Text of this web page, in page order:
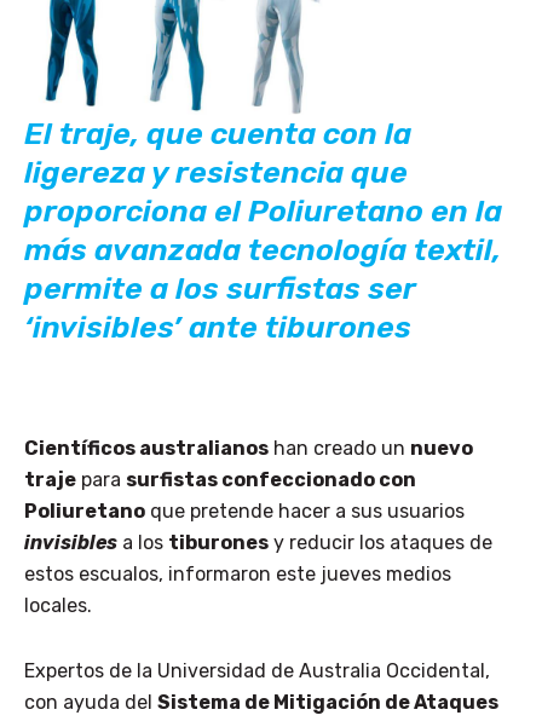
El traje, que cuenta con la
ligereza y resistencia que
proporciona el Poliuretano en la
más avanzada tecnología textil,
permite a los surfistas ser
‘invisibles’ ante tiburones
Científicos australianos han creado un nuevo
traje para surfistas confeccionado con
Poliuretano que pretende hacer a sus usuarios
invisibles a los tiburones y reducir los ataques de
estos escualos, informaron este jueves medios
locales.
Expertos de la Universidad de Australia Occidental,
con ayuda del Sistema de Mitigación de Ataques